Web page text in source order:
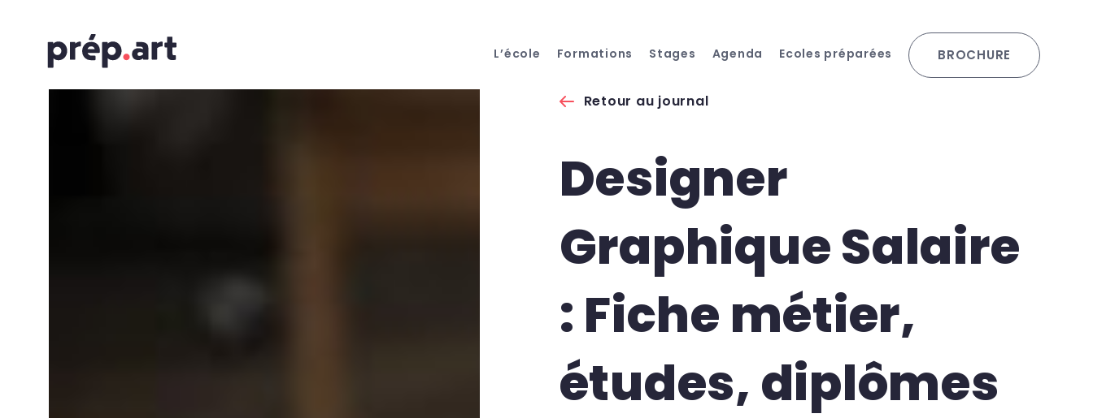
L’école Formations Stages Agenda Ecoles préparées BROCHURE
Retour au journal
Designer
Graphique Salaire
: Fiche métier,
études, diplômes